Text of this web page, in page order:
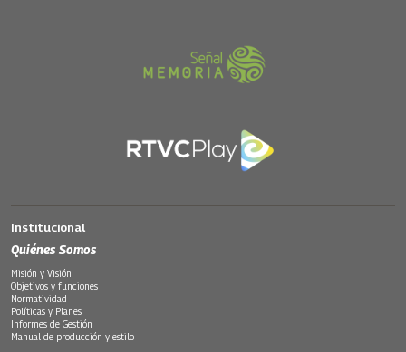
Institucional
Quiénes Somos
Misión y Visión
Objetivos y funciones
Normatividad
Políticas y Planes
Informes de Gestión
Manual de producción y estilo